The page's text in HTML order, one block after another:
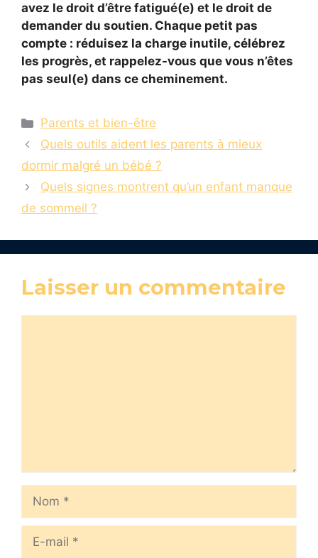
avez le droit d’être fatigué(e) et le droit de
demander du soutien. Chaque petit pas
compte : réduisez la charge inutile, célébrez
les progrès, et rappelez-vous que vous n’êtes
pas seul(e) dans ce cheminement.
Catégories
Parents et bien-être
Quels outils aident les parents à mieux
dormir malgré un bébé ?
Quels signes montrent qu’un enfant manque
de sommeil ?
Laisser un commentaire
Nom